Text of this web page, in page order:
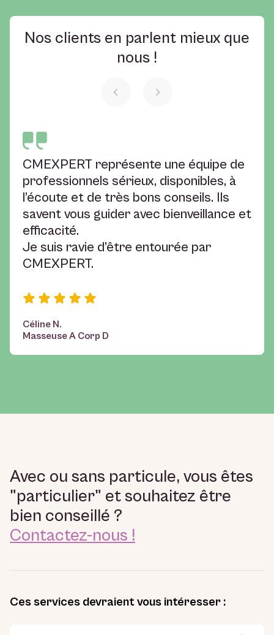
Avec ou sans particule, vous êtes
"particulier" et souhaitez être
bien conseillé ?
Contactez-nous !
Ces services devraient vous intéresser :
Nos clients en parlent mieux que
nous !
CMEXPERT représente une équipe de
professionnels sérieux, disponibles, à
l’écoute et de très bons conseils. Ils
savent vous guider avec bienveillance et
efficacité.
Je suis ravie d’être entourée par
CMEXPERT.
Céline N.
Masseuse A Corp D